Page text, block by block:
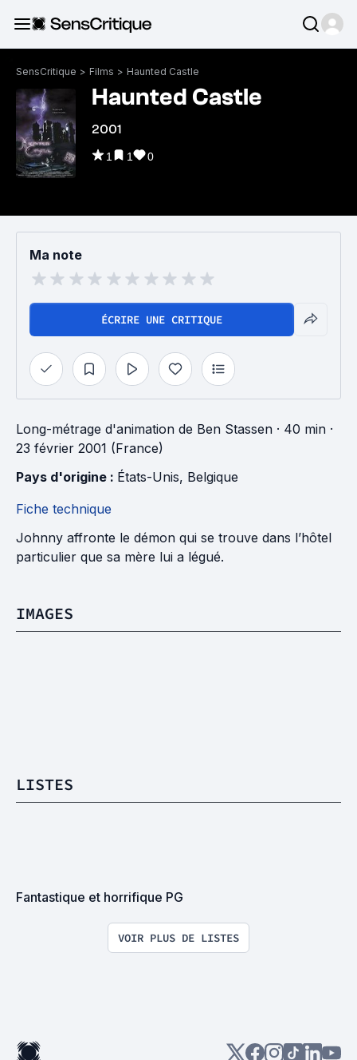
SensCritique > Films > Haunted Castle
Haunted Castle
2001
1 1 0
Ma note
ÉCRIRE UNE CRITIQUE
Long-métrage d'animation de Ben Stassen · 40 min ·
23 février 2001 (France)
Pays d'origine : États-Unis, Belgique
Fiche technique
Johnny affronte le démon qui se trouve dans l’hôtel
particulier que sa mère lui a légué.
IMAGES
LISTES
Fantastique et horrifique PG
VOIR PLUS DE LISTES